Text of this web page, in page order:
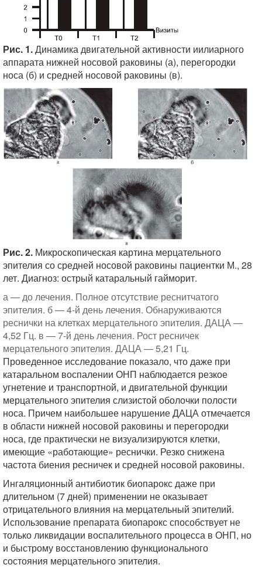
Рис. 1.Динамика двигательной активности иилиарного
аппарата нижней носовой раковины (а), перегородки
носа (б) и средней носовой раковины (в).
Рис. 2. Микроскопическая картина мерцательного
эпителия со средней носовой раковины пациентки М., 28
лет. Диагноз: острый катаральный гайморит.
а — до лечения. Полное отсутствие реснитчатого
эпителия. б — 4-й день лечения. Обнаруживаются
реснички на клетках мерцательного эпителия. ДАЦА —
4,52 Гц. в — 7-й день лечения. Рост ресничек
мерцательного эпителия. ДАЦА — 5,21 Гц.
Проведенное исследование показало, что даже при
катаральном воспалении ОНП наблюдается резкое
угнетение и транспортной, и двигательной функции
мерцательного эпителия слизистой оболочки полости
носа. Причем наибольшее нарушение ДАЦА отмечается
в области нижней носовой раковины и перегородки
носа, где практически не визуализируются клетки,
имеющие «работающие» реснички. Резко снижена
частота биения ресничек и средней носовой раковины.
Ингаляционный антибиотик биопарокс даже при
длительном (7 дней) применении не оказывает
отрицательного влияния на мерцательный эпителий.
Использование препарата биопарокс способствует не
только ликвидации воспалительного процесса в ОНП, но
и быстрому восстановлению функционального
состояния мерцательного эпителия.